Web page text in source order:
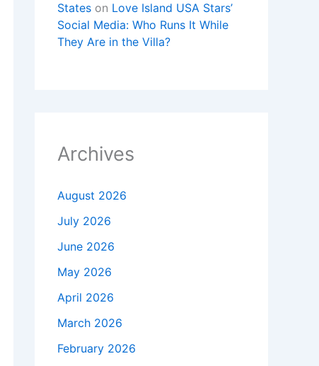
States on Love Island USA Stars’
Social Media: Who Runs It While
They Are in the Villa?
Archives
August 2026
July 2026
June 2026
May 2026
April 2026
March 2026
February 2026